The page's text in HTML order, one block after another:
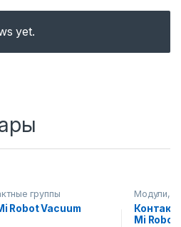
yet.
группы
Robot Vacuum
Модули,
Mi